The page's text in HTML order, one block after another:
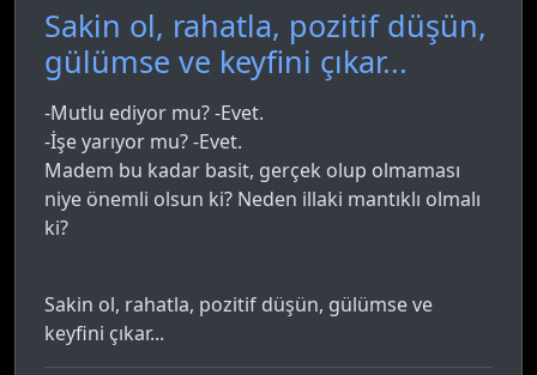
Sakin ol, rahatla, pozitif düşün,
gülümse ve keyfini çıkar...
-Mutlu ediyor mu? -Evet.
-İşe yarıyor mu? -Evet.
Madem bu kadar basit, gerçek olup olmaması
niye önemli olsun ki? Neden illaki mantıklı olmalı
ki?
Sakin ol, rahatla, pozitif düşün, gülümse ve
keyfini çıkar...